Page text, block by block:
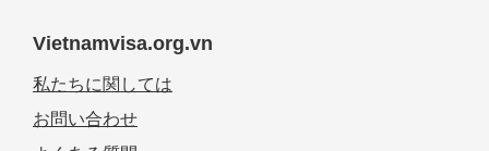
Vietnamvisa.org.vn
私たちに関しては
お問い合わせ